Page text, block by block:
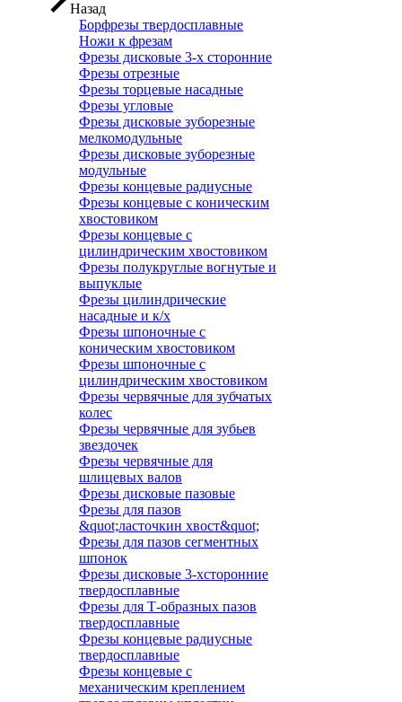
Назад
Борфрезы твердосплавные
Ножи к фрезам
Фрезы дисковые 3-х сторонние
Фрезы отрезные
Фрезы торцевые насадные
Фрезы угловые
Фрезы дисковые зуборезные
мелкомодульные
Фрезы дисковые зуборезные
модульные
Фрезы концевые радиусные
Фрезы концевые с коническим
хвостовиком
Фрезы концевые с
цилиндрическим хвостовиком
Фрезы полукруглые вогнутые и
выпуклые
Фрезы цилиндрические
насадные и к/х
Фрезы шпоночные с
коническим хвостовиком
Фрезы шпоночные с
цилиндрическим хвостовиком
Фрезы червячные для зубчатых
колес
Фрезы червячные для зубьев
звездочек
Фрезы червячные для
шлицевых валов
Фрезы дисковые пазовые
Фрезы для пазов
&quot;ласточкин хвост&quot;
Фрезы для пазов сегментных
шпонок
Фрезы дисковые 3-хсторонние
твердосплавные
Фрезы для Т-образных пазов
твердосплавные
Фрезы концевые радиусные
твердосплавные
Фрезы концевые с
механическим креплением